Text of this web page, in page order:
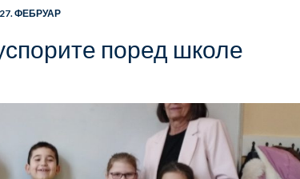
27. ФЕБРУАР
поред школе